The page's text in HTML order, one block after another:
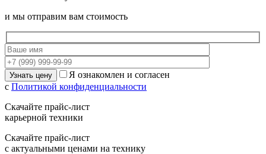
и мы отправим вам стоимость
Я ознакомлен и согласен
с Политикой конфиденциальности
Скачайте прайс-лист
карьерной техники
Скачайте прайс-лист
с актуальными ценами на технику